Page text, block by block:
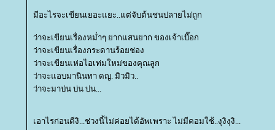
มีอะไรจะเขียนเยอะแยะ..แต่จับต้นชนปลายไม่ถูก
ว่าจะเขียนเรื่องหม่ำๆ ยากแสนยาก ของเจ้าเบื๊อก
ว่าจะเขียนเรื่องกระดานร้อยช่อง
ว่าจะเขียนเห่อไอเท่มใหม่ของคุณลูก
ว่าจะแอบมานินทา ดญ. มิวมิว..
ว่าจะมาบ่น บ่น บ่น...
เอาไรก่อนดีงิ...ช่วงนี้ไม่ค่อยได้อัพเพราะ ไม่มีคอมใช้..งุงิงุงิ...